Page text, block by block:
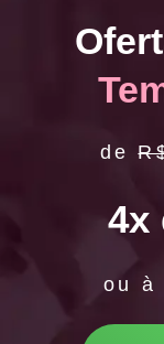
de
4x
ou à